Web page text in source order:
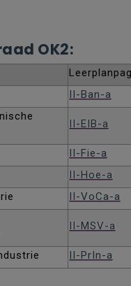
OK2:
II-Ban-a
II-EIB-a
II-Fie-a
II-Hoe-a
II-VoCa-a
II-MSV-a
II-PrIn-a